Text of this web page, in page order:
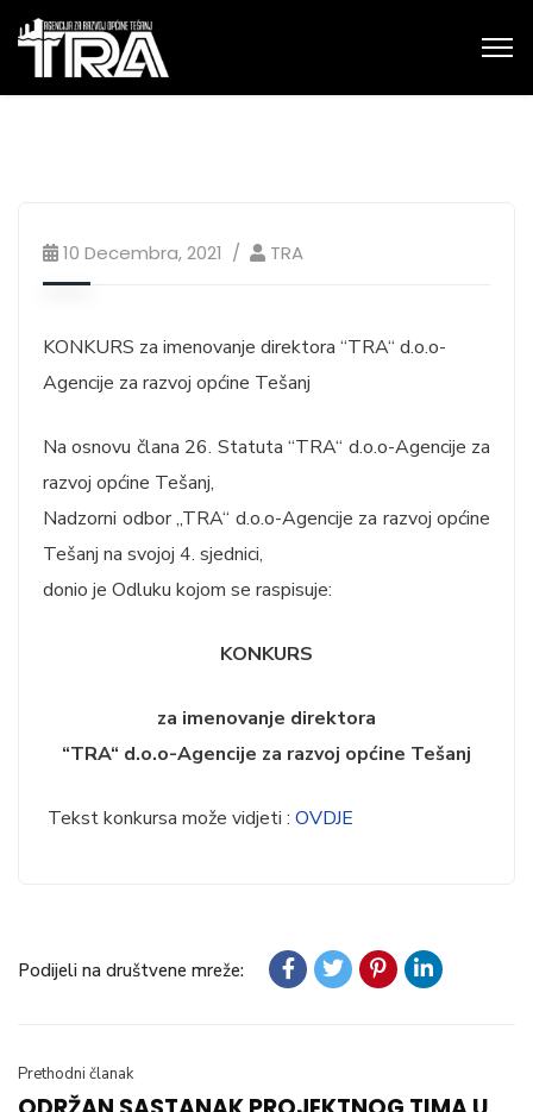
10 Decembra, 2021 TRA
KONKURS za imenovanje direktora “TRA“ d.o.o-
Agencije za razvoj općine Tešanj
Na osnovu člana 26. Statuta “TRA“ d.o.o-Agencije za
razvoj općine Tešanj,
Nadzorni odbor „TRA“ d.o.o-Agencije za razvoj općine
Tešanj na svojoj 4. sjednici,
donio je Odluku kojom se raspisuje:
KONKURS
za imenovanje direktora
“TRA“ d.o.o-Agencije za razvoj općine Tešanj
Tekst konkursa može vidjeti : OVDJE
Podijeli na društvene mreže:
Prethodni članak